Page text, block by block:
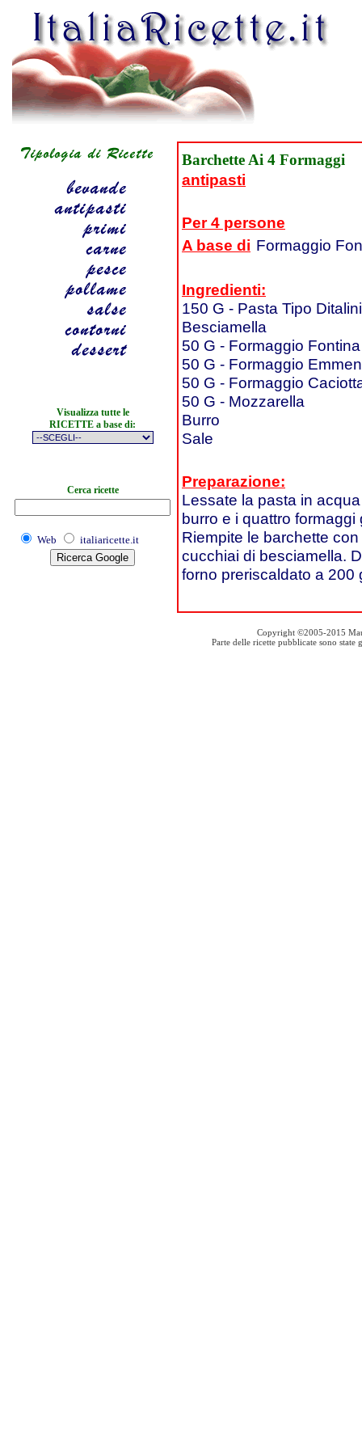
Visualizza tutte le
RICETTE a base di:
Cerca ricette
Web italiaricette.it
Barchette Ai 4 Formaggi
antipasti
Per 4 persone
A base di Formaggio
Ingredienti:
150 G - Pasta Tipo Ditalini
Besciamella
50 G - Formaggio Fontina
50 G - Formaggio
50 G - Formaggio
50 G - Mozzarella
Burro
Sale
Preparazione:
Lessate la pasta in
burro e i quattro
Riempite le barchette
cucchiai di besciamella.
forno preriscaldato a 200
Copyright ©2005-2015
Parte delle ricette pubblicate sono state